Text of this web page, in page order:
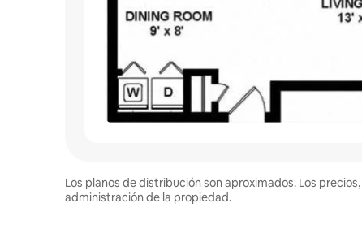
Los planos de distribución son aproximados. Los
administración de la propiedad.